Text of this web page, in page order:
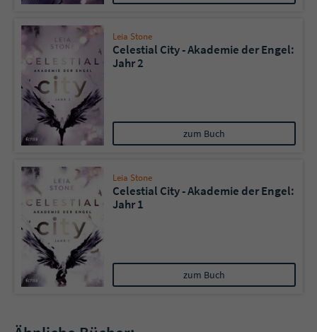
Leia Stone
Celestial City - Akademie der Engel:
Jahr 2
zum Buch
Leia Stone
Celestial City - Akademie der Engel:
Jahr 1
zum Buch